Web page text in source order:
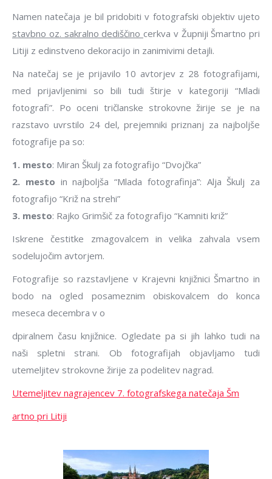
Namen natečaja je bil pridobiti v fotografski objektiv ujeto
stavbno oz. sakralno dediščino cerkva v Župniji Šmartno pri
Litiji z edinstveno dekoracijo in zanimivimi detajli.
Na natečaj se je prijavilo 10 avtorjev z 28 fotografijami,
med prijavljenimi so bili tudi štirje v kategoriji “Mladi
fotografi”. Po oceni tričlanske strokovne žirije se je na
razstavo uvrstilo 24 del, prejemniki priznanj za najboljše
fotografije pa so:
1. mesto: Miran Škulj za fotografijo “Dvojčka”
2. mesto in najboljša “Mlada fotografinja”: Alja Škulj za
fotografijo “Križ na strehi”
3. mesto: Rajko Grimšič za fotografijo “Kamniti križ”
Iskrene čestitke zmagovalcem in velika zahvala vsem
sodelujočim avtorjem.
Fotografije so razstavljene v Krajevni knjižnici Šmartno in
bodo na ogled posameznim obiskovalcem do konca
meseca decembra v o
dpiralnem času knjižnice. Ogledate pa si jih lahko tudi na
naši spletni strani. Ob fotografijah objavljamo tudi
utemeljitev strokovne žirije za podelitev nagrad.
Utemeljitev nagrajencev 7. fotografskega natečaja Šm
artno pri Litiji